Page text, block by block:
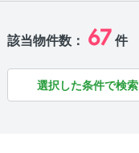
該当物件数： 67 件
選択した条件で検索